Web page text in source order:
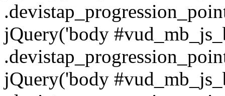
jQuery('body
jQuery('body